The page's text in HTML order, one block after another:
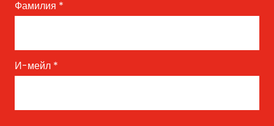
Фамилия *
И-мейл *